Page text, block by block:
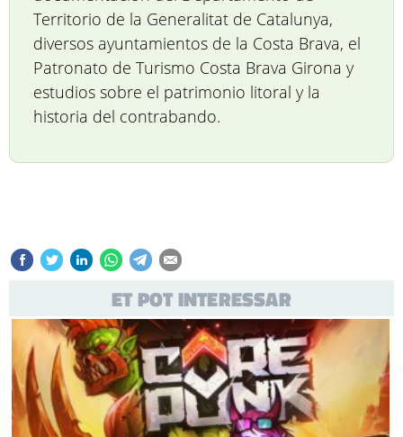
Territorio de la Generalitat de Catalunya,
diversos ayuntamientos de la Costa Brava, el
Patronato de Turismo Costa Brava Girona y
estudios sobre el patrimonio litoral y la
historia del contrabando.
ET POT INTERESSAR